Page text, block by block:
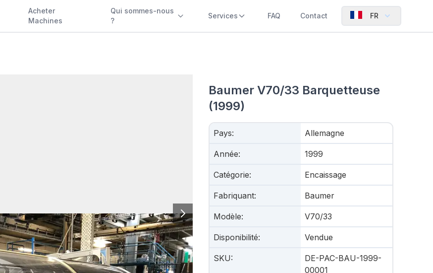
Acheter
Machines
Qui sommes-nous
?
Services FAQ Contact FR
Baumer V70/33 Barquetteuse
(1999)
Pays: Allemagne
Année: 1999
Catégorie: Encaissage
Fabriquant: Baumer
Modèle: V70/33
Disponibilité: Vendue
SKU:
DE-PAC-BAU-1999-
00001